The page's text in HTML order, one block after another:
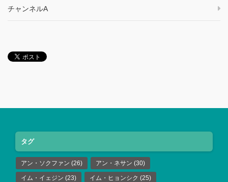
チャンネルA
タグ
アン・ソクファン (26) アン・ネサン (30)
イム・イェジン (23) イム・ヒョンシク (25)